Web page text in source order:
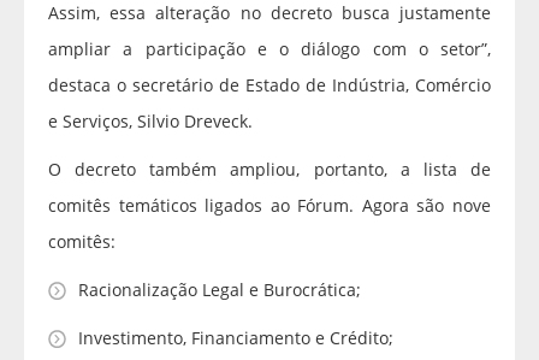
Assim, essa alteração no decreto busca justamente
ampliar a participação e o diálogo com o setor”,
destaca o secretário de Estado de Indústria, Comércio
e Serviços, Silvio Dreveck.
O decreto também ampliou, portanto, a lista de
comitês temáticos ligados ao Fórum. Agora são nove
comitês:
Racionalização Legal e Burocrática;
Investimento, Financiamento e Crédito;